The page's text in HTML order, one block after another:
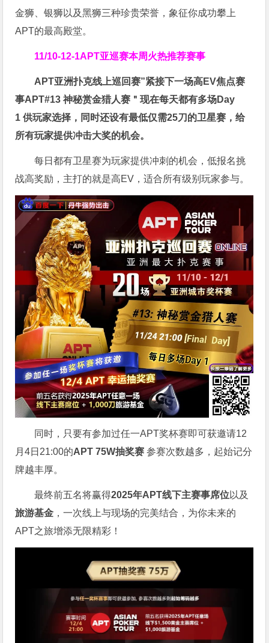
金狮、银狮以及黑狮三种珍贵荣誉，象征你成功攀上
APT的最高殿堂。
11/10-12-1APT亚巡赛本周火热推荐赛事
APT亚洲扑克线上巡回赛”紧接下一场高EV焦点赛
事APT#13 神秘赏金猎人赛＂现在每天都有多场Day
1供玩家选择，同时还设有最低仅需25刀的卫星赛，给
所有玩家提供冲击大奖的机会。
每日都有卫星赛为玩家提供冲刺的机会，低报名挑
战高奖励，主打的就是高EV，适合所有级别玩家参与。
同时，只要有参加过任一APT奖杯赛即可获邀请12
月4日21:00的APT 75W抽奖赛参赛次数越多，起始记分
牌越丰厚。
最终前五名将赢得2025年APT线下主赛事席位以及
旅游基金 ，一次线上与现场的完美结合，为你未来的
APT之旅增添无限精彩！